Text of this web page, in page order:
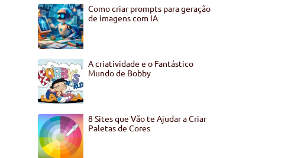
Como criar prompts para geração
de imagens com IA
A criatividade e o Fantástico
Mundo de Bobby
8 Sites que Vão te Ajudar a Criar
Paletas de Cores